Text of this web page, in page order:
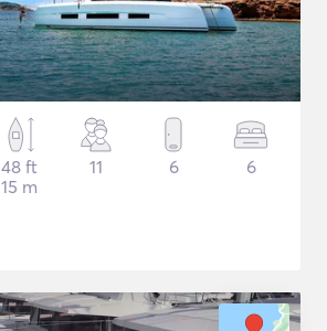
48 ft
15 m
11 6 6